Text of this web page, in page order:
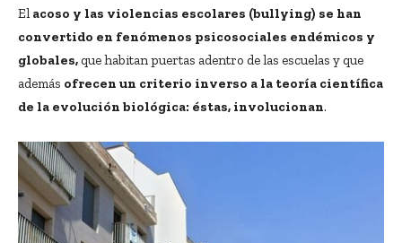
Elacoso y las violencias escolares (bullying) se han
convertido en fenómenos psicosociales endémicos y
globales,que habitan puertas adentro de las escuelas y que
además ofrecen un criterio inverso a la teoría científica
de la evolución biológica: éstas, involucionan.